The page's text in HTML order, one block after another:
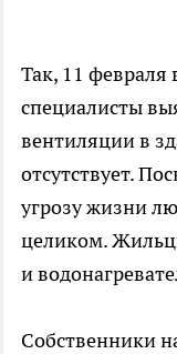
Так, 11 февраля
специалисты
вентиляции в
отсутствует.
угрозу жизни
целиком.
и
Собственники